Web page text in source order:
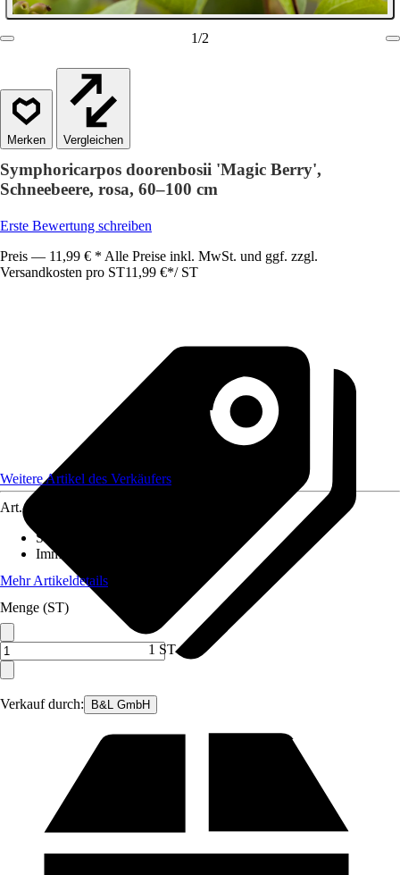
1/2
Vergleichen
Symphoricarpos doorenbosii 'Magic Berry',
Schneebeere, rosa, 60–100 cm
Erste Bewertung schreiben
Preis — 11,99 € * Alle Preise inkl. MwSt. und ggf. zzgl.
Versandkosten pro ST11,99 €*/ ST
Verkauf durch: B&L GmbH
Weitere Artikel des Verkäufers
Art.-Nr.
Standort
Immergrün
Mehr Artikeldetails
Menge (ST)
1 ST